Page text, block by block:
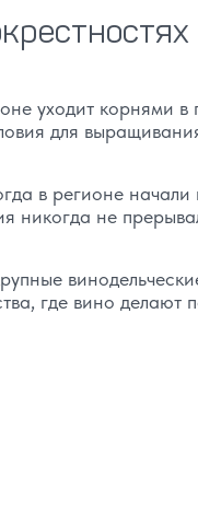
уходит корнями в
для
в регионе
не
где вино делают